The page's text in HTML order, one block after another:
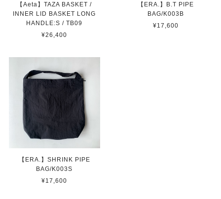
【Aeta】TAZA BASKET /
INNER LID BASKET LONG
HANDLE:S / TB09
¥26,400
【ERA.】B.T PIPE
BAG/K003B
¥17,600
【ERA.】SHRINK PIPE
BAG/K003S
¥17,600